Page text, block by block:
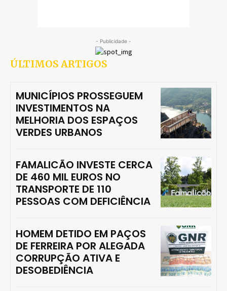
- Publicidade -
ÚLTIMOS ARTIGOS
MUNICÍPIOS PROSSEGUEM
INVESTIMENTOS NA
MELHORIA DOS ESPAÇOS
VERDES URBANOS
FAMALICÃO INVESTE CERCA
DE 460 MIL EUROS NO
TRANSPORTE DE 110
PESSOAS COM DEFICIÊNCIA
HOMEM DETIDO EM PAÇOS
DE FERREIRA POR ALEGADA
CORRUPÇÃO ATIVA E
DESOBEDIÊNCIA